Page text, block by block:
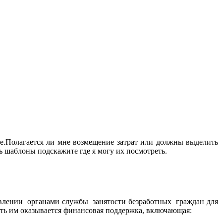
ли мне возмещение затрат или должны выделить
подскажите где я могу их посмотреть.
органами службы занятости безработных граждан для
им оказывается финансовая поддержка, включающая: